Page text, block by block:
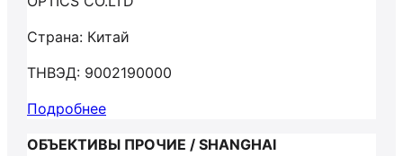
Страна: Китай
ТНВЭД: 9002190000
Подробнее
ОБЪЕКТИВЫ ПРОЧИЕ / SHANGHAI